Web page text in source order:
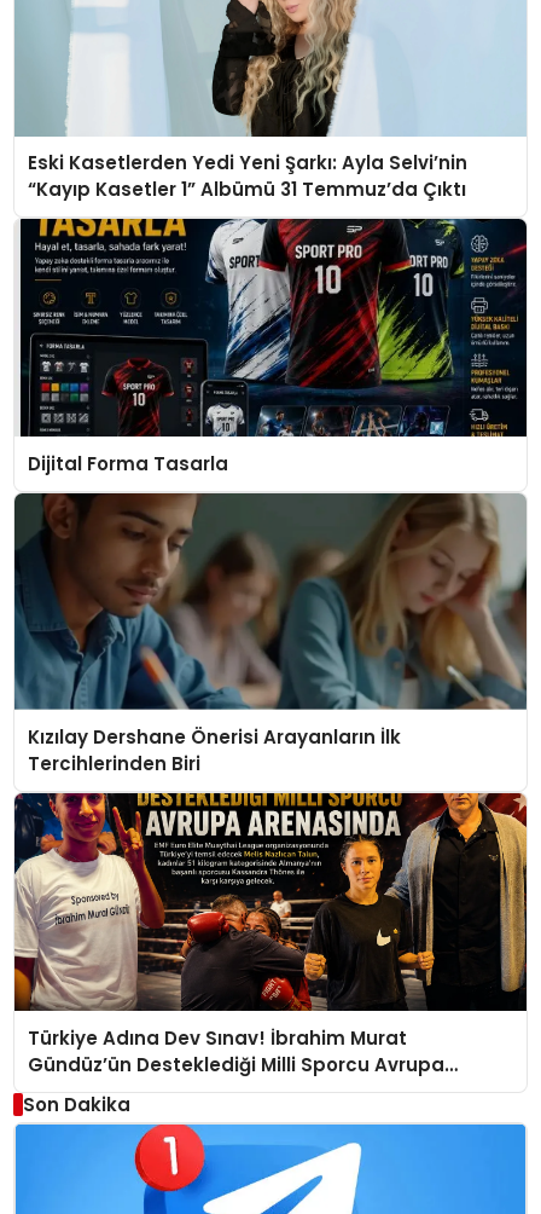
Eski Kasetlerden Yedi Yeni Şarkı: Ayla Selvi’nin
“Kayıp Kasetler 1” Albümü 31 Temmuz’da Çıktı
Dijital Forma Tasarla
Kızılay Dershane Önerisi Arayanların İlk
Tercihlerinden Biri
Türkiye Adına Dev Sınav! İbrahim Murat
Gündüz’ün Desteklediği Milli Sporcu Avrupa
Arenasında
Son Dakika